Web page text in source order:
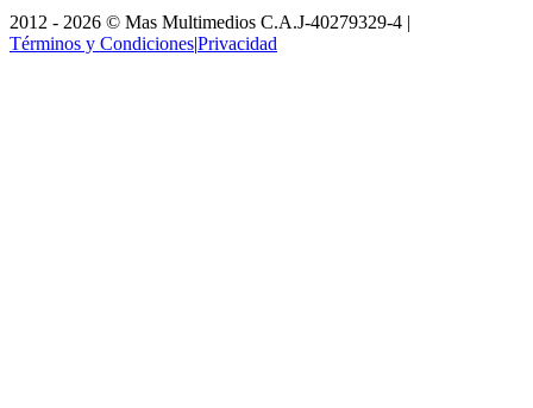
2012 - 2026 © Mas Multimedios C.A.J-40279329-4 |
Términos y Condiciones|Privacidad